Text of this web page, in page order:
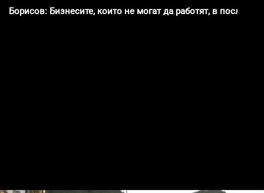
Борисов: Бизнесите, които не могат да работят, в